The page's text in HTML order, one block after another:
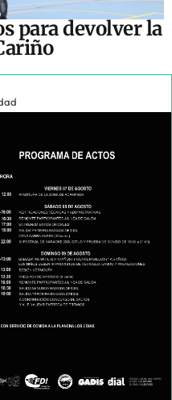
para devolver la